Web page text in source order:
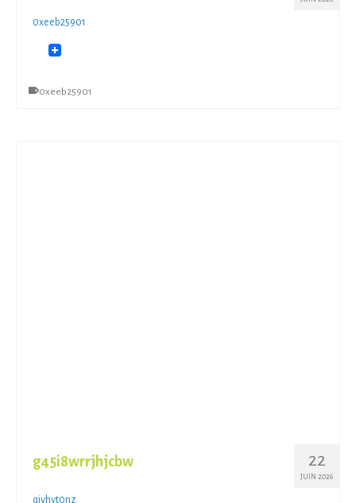
0xeeb25901
0xeeb25901
22
JUIN 2026
g45i8wrrjhjcbw
qivhyt0nz